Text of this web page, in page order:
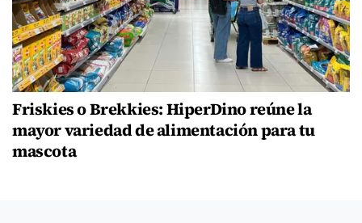
Friskies o Brekkies: HiperDino reúne la
mayor variedad de alimentación para tu
mascota